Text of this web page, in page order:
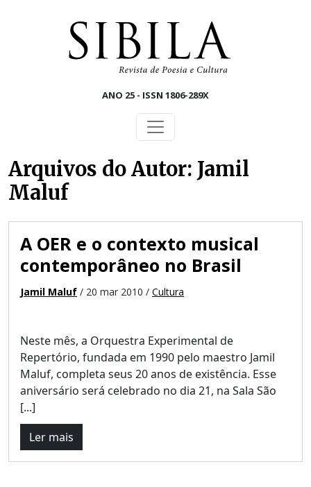
ANO 25 - ISSN 1806-289X
Arquivos do Autor: Jamil
Maluf
A OER e o contexto musical
contemporâneo no Brasil
Jamil Maluf / 20 mar 2010 / Cultura
Neste mês, a Orquestra Experimental de
Repertório, fundada em 1990 pelo maestro Jamil
Maluf, completa seus 20 anos de existência. Esse
aniversário será celebrado no dia 21, na Sala São
[...]
Ler mais